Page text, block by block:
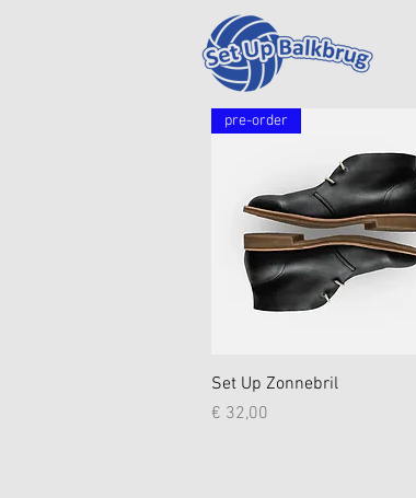
Snel overzicht
pre-order
Set Up Zonnebril
Prijs
€ 32,00